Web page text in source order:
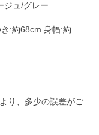
ジュ/グレー
:約68cm 身幅:約
り、多少の誤差がご